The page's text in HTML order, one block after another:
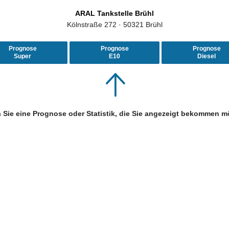
ARAL Tankstelle Brühl
Kölnstraße 272 · 50321 Brühl
Prognose
Super
Prognose
E10
Prognose
Diesel
Sie eine Prognose oder Statistik, die Sie angezeigt bekommen